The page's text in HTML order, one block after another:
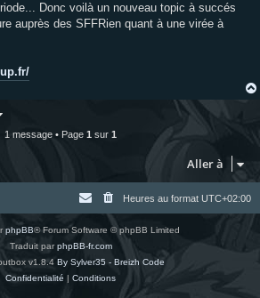
Donc voilà un nouveau topic à succés
auprès des SFFRien quant à une virée à
1 message • Page 1 sur 1
Aller à
Heures au format UTC+02:00
phpBB® Forum Software © phpBB Limited
Traduit parphpBB-fr.com
v1.8.4 By Sylver35 - Breizh Code
Confidentialité | Conditions